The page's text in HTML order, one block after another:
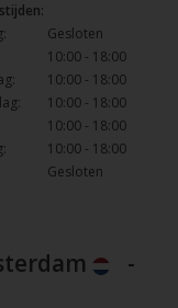
Gesloten
10:00 - 18:00
10:00 - 18:00
10:00 - 18:00
10:00 - 18:00
10:00 - 18:00
Gesloten
-